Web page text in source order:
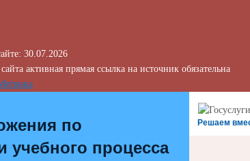
30.07.2026
активная прямая ссылка на источник обязательна
Решаем
по
учебного процесса